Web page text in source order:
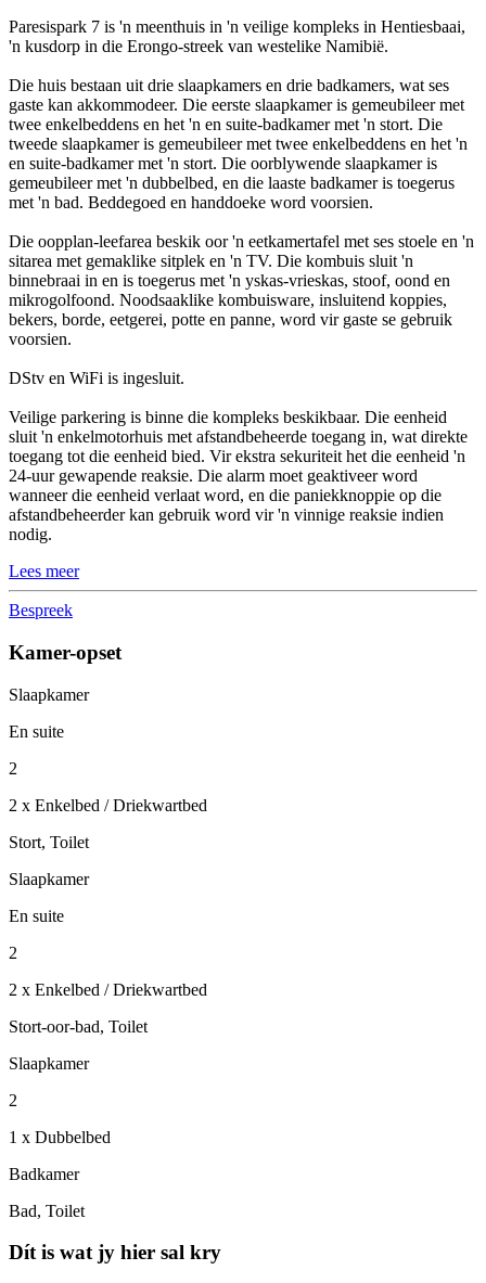
Paresispark 7 is 'n meenthuis in 'n veilige kompleks in Hentiesbaai,
'n kusdorp in die Erongo-streek van westelike Namibië.
Die huis bestaan uit drie slaapkamers en drie badkamers, wat ses
gaste kan akkommodeer. Die eerste slaapkamer is gemeubileer met
twee enkelbeddens en het 'n en suite-badkamer met 'n stort. Die
tweede slaapkamer is gemeubileer met twee enkelbeddens en het 'n
en suite-badkamer met 'n stort. Die oorblywende slaapkamer is
gemeubileer met 'n dubbelbed, en die laaste badkamer is toegerus
met 'n bad. Beddegoed en handdoeke word voorsien.
Die oopplan-leefarea beskik oor 'n eetkamertafel met ses stoele en 'n
sitarea met gemaklike sitplek en 'n TV. Die kombuis sluit 'n
binnebraai in en is toegerus met 'n yskas-vrieskas, stoof, oond en
mikrogolfoond. Noodsaaklike kombuisware, insluitend koppies,
bekers, borde, eetgerei, potte en panne, word vir gaste se gebruik
voorsien.
DStv en WiFi is ingesluit.
Veilige parkering is binne die kompleks beskikbaar. Die eenheid
sluit 'n enkelmotorhuis met afstandbeheerde toegang in, wat direkte
toegang tot die eenheid bied. Vir ekstra sekuriteit het die eenheid 'n
24-uur gewapende reaksie. Die alarm moet geaktiveer word
wanneer die eenheid verlaat word, en die paniekknoppie op die
afstandbeheerder kan gebruik word vir 'n vinnige reaksie indien
nodig.
Lees meer
Bespreek
Kamer-opset
Slaapkamer
En suite
2
2 x Enkelbed / Driekwartbed
Stort, Toilet
Slaapkamer
En suite
2
2 x Enkelbed / Driekwartbed
Stort-oor-bad, Toilet
Slaapkamer
2
1 x Dubbelbed
Badkamer
Bad, Toilet
Dít is wat jy hier sal kry